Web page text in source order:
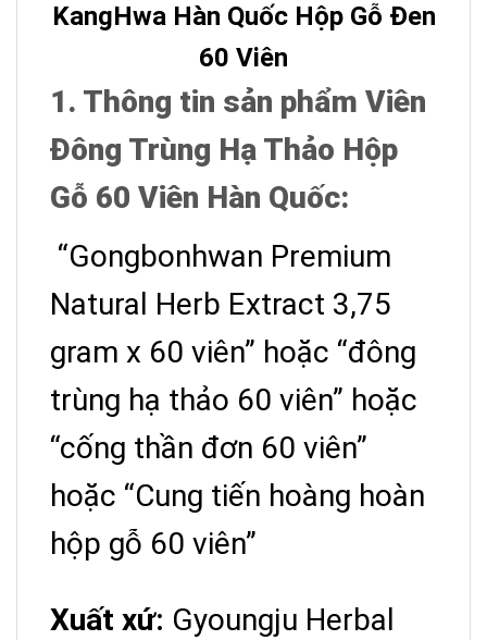
KangHwa Hàn Quốc Hộp Gỗ Đen
60 Viên
1. Thông tin sản phẩm Viên
Đông Trùng Hạ Thảo Hộp
Gỗ 60 Viên Hàn Quốc:
“Gongbonhwan Premium
Natural Herb Extract 3,75
gram x 60 viên” hoặc “đông
trùng hạ thảo 60 viên” hoặc
“cống thần đơn 60 viên”
hoặc “Cung tiến hoàng hoàn
hộp gỗ 60 viên”
Xuất xứ: Gyoungju Herbal